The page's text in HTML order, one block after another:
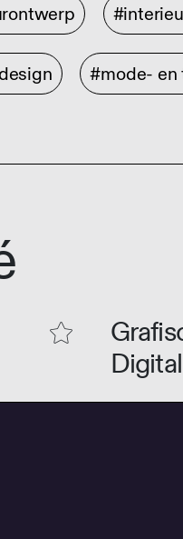
#mode-